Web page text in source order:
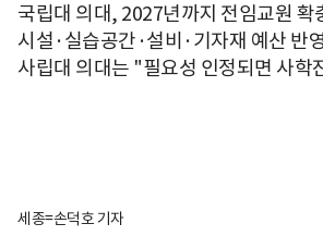
국립대 의대, 2027년까지 전임교원 확
시설·실습공간·설비·기자재 예산 반영
사립대 의대는 "필요성 인정되면 사학
세종=손덕호 기자